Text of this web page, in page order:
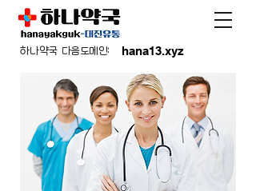
hana13.xyz
하나약국 다음도메인: